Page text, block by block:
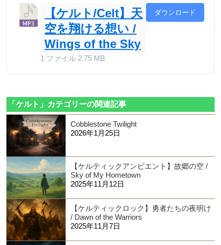
【ケルト/Celt】天
空を翔ける想い /
Wings of the Sky
1 ファイル 2.75 MB
ダウンロード
「ケルト」カテゴリーの関連記事
Cobblestone Twilight
2026年1月25日
【ケルティックアンビエント】故郷の空 /
Sky of My Hometown
2025年11月12日
【ケルティックロック】勇者たちの夜明け
/ Dawn of the Warriors
2025年11月7日